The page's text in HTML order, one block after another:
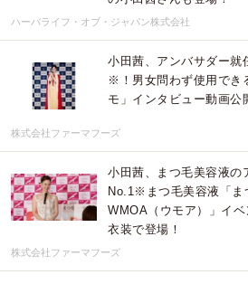
ハーバライフ・オブ・ジャパン株式会社
小田茜、アンバサダー就
※！男女問わず使用で
モ」インタビュー動画公
株式会社ファーマフーズ
小田茜、まつ毛美容液の
No.1※まつ毛美容液「ま
WMOA（ウモア）」イ
衣装で登場！
株式会社ファーマフーズ